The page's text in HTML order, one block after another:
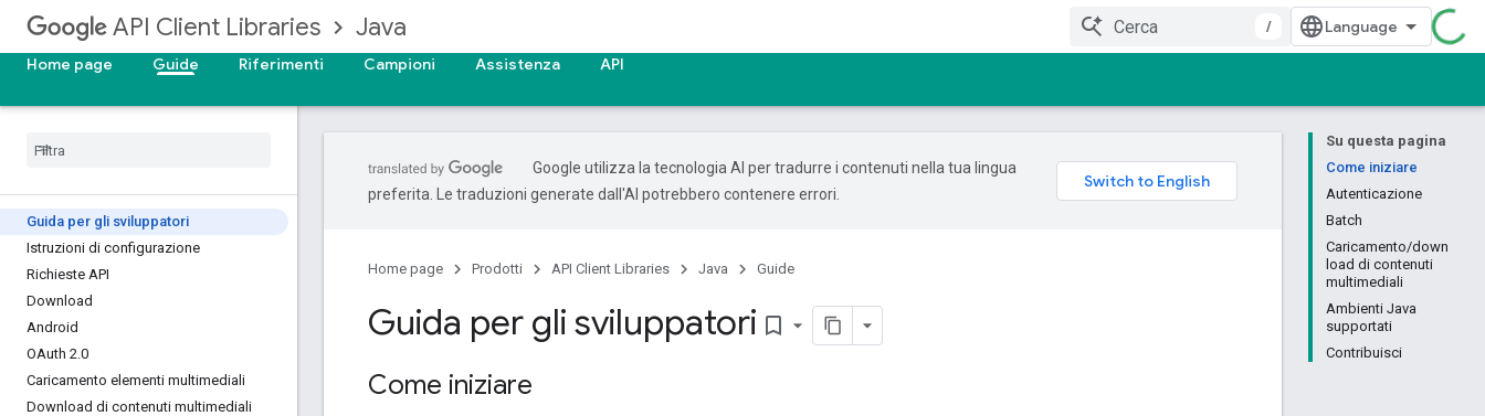
API Client Libraries Java
/
Home page
Guide Riferimenti Campioni Assistenza API
Guida per gli sviluppatori
Istruzioni di configurazione
Richieste API
Download
Android
OAuth 2.0
Caricamento elementi multimediali
Download di contenuti multimediali
Su questa pagina
Come iniziare
Autenticazione
Batch
Caricamento/down
load di contenuti
multimediali
Ambienti Java
supportati
Contribuisci
Google utilizza la tecnologia AI per tradurre i contenuti nella tua lingua
preferita. Le traduzioni generate dall'AI potrebbero contenere errori.
Home page Prodotti API Client Libraries Java Guide
Guida per gli sviluppatori bookmark_border
Come iniziare